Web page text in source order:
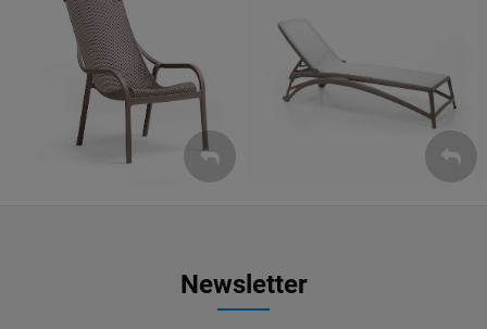
ZOBACZ ZOBACZ
Newsletter